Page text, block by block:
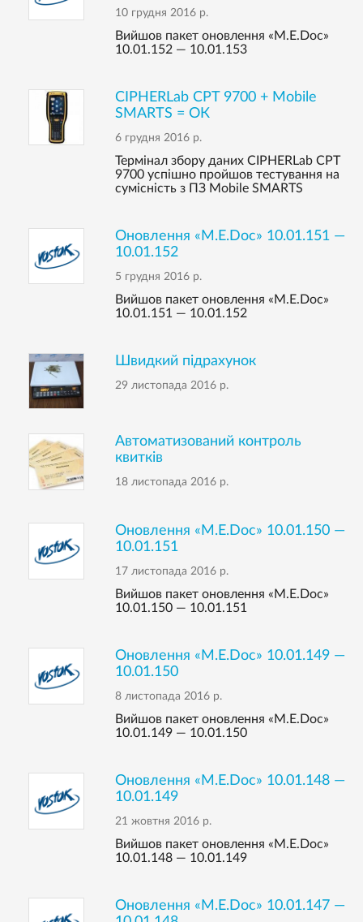
10 грудня 2016 р.
Вийшов пакет оновлення «M.E.Doc»
10.01.152 — 10.01.153
CIPHERLab CPT 9700 + Mobile
SMARTS = ОК
6 грудня 2016 р.
Термінал збору даних CIPHERLab CPT
9700 успішно пройшов тестування на
сумісність з ПЗ Mobile SMARTS
Оновлення «M.E.Doc» 10.01.151 —
10.01.152
5 грудня 2016 р.
Вийшов пакет оновлення «M.E.Doc»
10.01.151 — 10.01.152
Швидкий підрахунок
29 листопада 2016 р.
Автоматизований контроль
квитків
18 листопада 2016 р.
Оновлення «M.E.Doc» 10.01.150 —
10.01.151
17 листопада 2016 р.
Вийшов пакет оновлення «M.E.Doc»
10.01.150 — 10.01.151
Оновлення «M.E.Doc» 10.01.149 —
10.01.150
8 листопада 2016 р.
Вийшов пакет оновлення «M.E.Doc»
10.01.149 — 10.01.150
Оновлення «M.E.Doc» 10.01.148 —
10.01.149
21 жовтня 2016 р.
Вийшов пакет оновлення «M.E.Doc»
10.01.148 — 10.01.149
Оновлення «M.E.Doc» 10.01.147 —